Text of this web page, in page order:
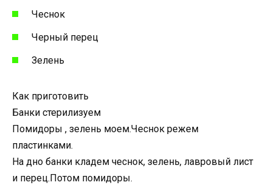
Чеснок
Черный перец
Зелень
Как приготовить
Банки стерилизуем
Помидоры , зелень моем.Чеснок режем
пластинками.
На дно банки кладем чеснок, зелень, лавровый лист
и перец.Потом помидоры.